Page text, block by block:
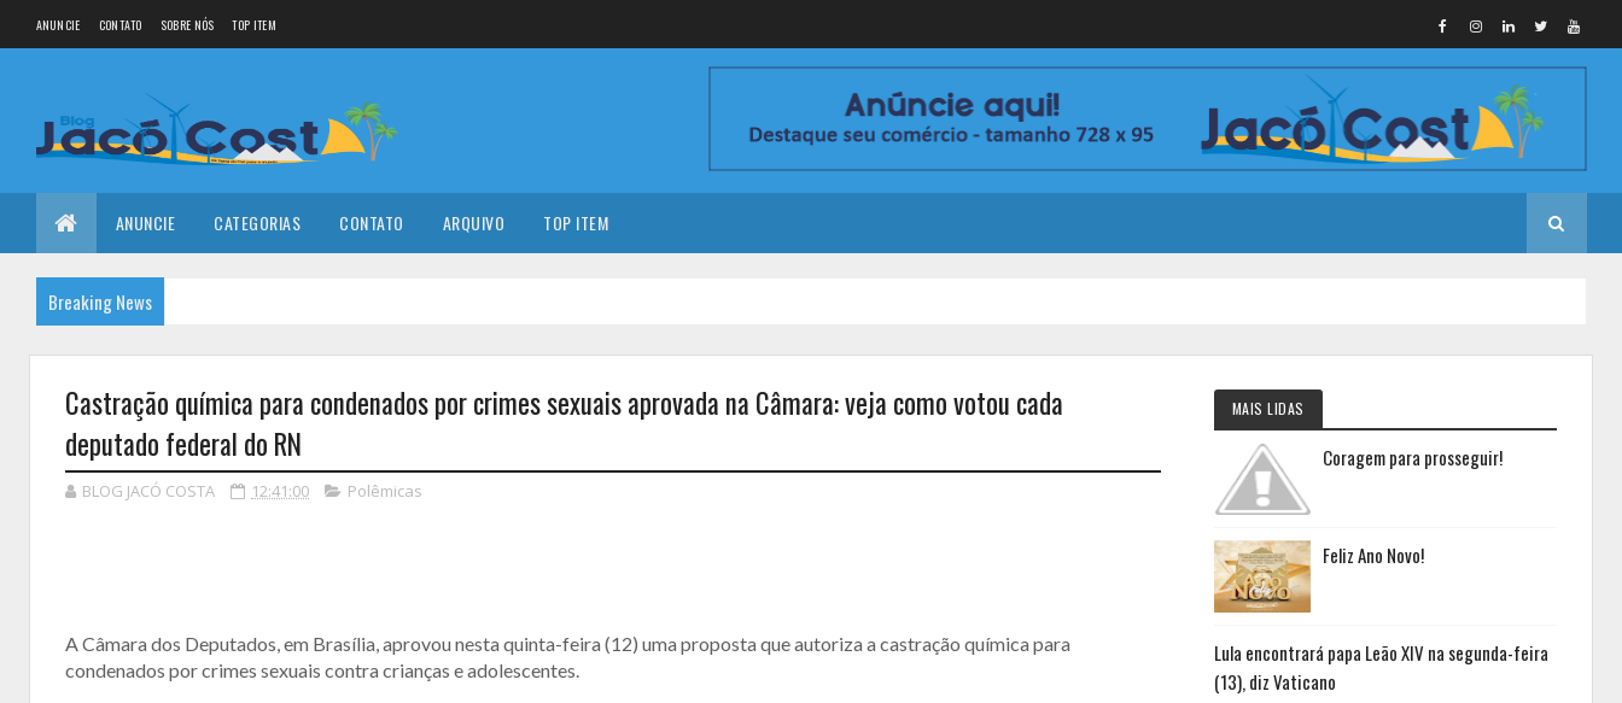
ANUNCIE CONTATO SOBRE NÓS TOP ITEM
ANUNCIE CATEGORIAS CONTATO ARQUIVO TOP ITEM
Breaking News
Castração química para condenados por crimes sexuais aprovada na Câmara: veja como votou cada
deputado federal do RN
BLOG JACÓ COSTA 12:41:00 Polêmicas
A Câmara dos Deputados, em Brasília, aprovou nesta quinta-feira (12) uma proposta que autoriza a castração química para
condenados por crimes sexuais contra crianças e adolescentes.
MAIS LIDAS
Coragem para prosseguir!
Feliz Ano Novo!
Lula encontrará papa Leão XIV na segunda-feira
(13), diz Vaticano